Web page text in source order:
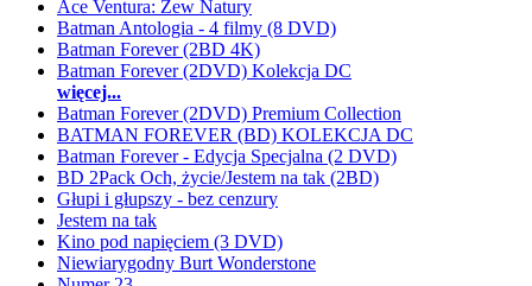
Ace Ventura: Zew Natury
Batman Antologia - 4 filmy (8 DVD)
Batman Forever (2BD 4K)
Batman Forever (2DVD) Kolekcja DC
więcej...
Batman Forever (2DVD) Premium Collection
BATMAN FOREVER (BD) KOLEKCJA DC
Batman Forever - Edycja Specjalna (2 DVD)
BD 2Pack Och, życie/Jestem na tak (2BD)
Głupi i głupszy - bez cenzury
Jestem na tak
Kino pod napięciem (3 DVD)
Niewiarygodny Burt Wonderstone